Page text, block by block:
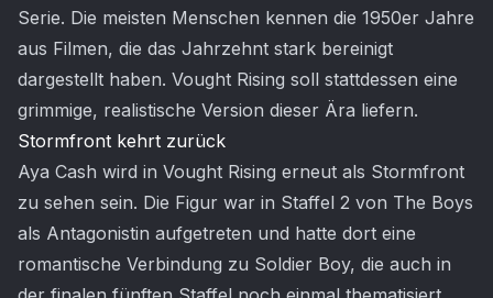
Serie. Die meisten Menschen kennen die 1950er Jahre
aus Filmen, die das Jahrzehnt stark bereinigt
dargestellt haben. Vought Rising soll stattdessen eine
grimmige, realistische Version dieser Ära liefern.
Stormfront kehrt zurück
Aya Cash wird in Vought Rising erneut als Stormfront
zu sehen sein. Die Figur war in Staffel 2 von The Boys
als Antagonistin aufgetreten und hatte dort eine
romantische Verbindung zu Soldier Boy, die auch in